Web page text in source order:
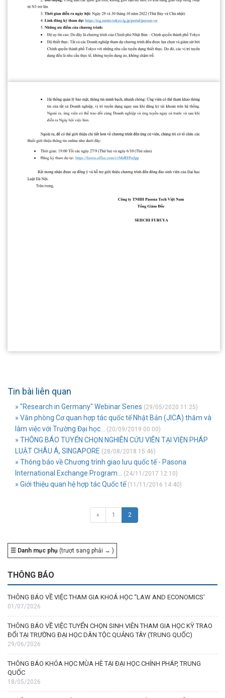
Tin bài liên quan
» "Research in Germany" Webinar Series (29/05/2020 11:25)
» Văn phòng Cơ quan hợp tác quốc tế Nhật Bản (JICA) thăm và
làm việc với Trường Đại học...
(20/09/2019 00:00)
» THÔNG BÁO TUYỂN CHỌN NGHIÊN CỨU VIÊN TẠI VIỆN PHÁP
LUẬT CHÂU Á, SINGAPORE (28/08/2018 15:46)
» Thông báo về Chương trình giao lưu quốc tế - Pasona
International Exchange Program...
(24/11/2017 12:10)
» Giới thiệu quan hệ hợp tác Quốc tế (11/11/2016 14:40)
« 1 2
☰ Danh mục phụ (trượt sang phải → )
THÔNG BÁO
THÔNG BÁO VỀ VIỆC THAM GIA KHOÁ HỌC “LAW AND ECONOMICS’
01/07/2026
THÔNG BÁO VỀ VIỆC TUYỂN CHỌN SINH VIÊN THAM GIA HỌC KỲ TRAO
ĐỔI TẠI TRƯỜNG ĐẠI HỌC DÂN TỘC QUẢNG TÂY (TRUNG QUỐC)
29/06/2026
THÔNG BÁO KHÓA HỌC MÙA HÈ TẠI ĐẠI HỌC CHÍNH PHÁP, TRUNG
QUỐC
18/05/2026